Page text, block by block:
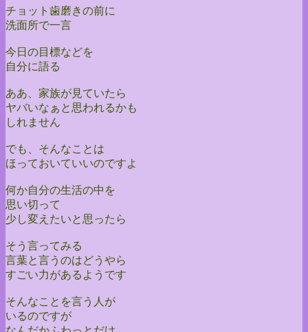
チョット歯磨きの前に
洗面所で一言
今日の目標などを
自分に語る
ああ、家族が見ていたら
ヤバいなぁと思われるかも
しれません
でも、そんなことは
ほっておいていいのですよ
何か自分の生活の中を
思い切って
少し変えたいと思ったら
そう言ってみる
言葉と言うのはどうやら
すごい力があるようです
そんなことを言う人が
いるのですが